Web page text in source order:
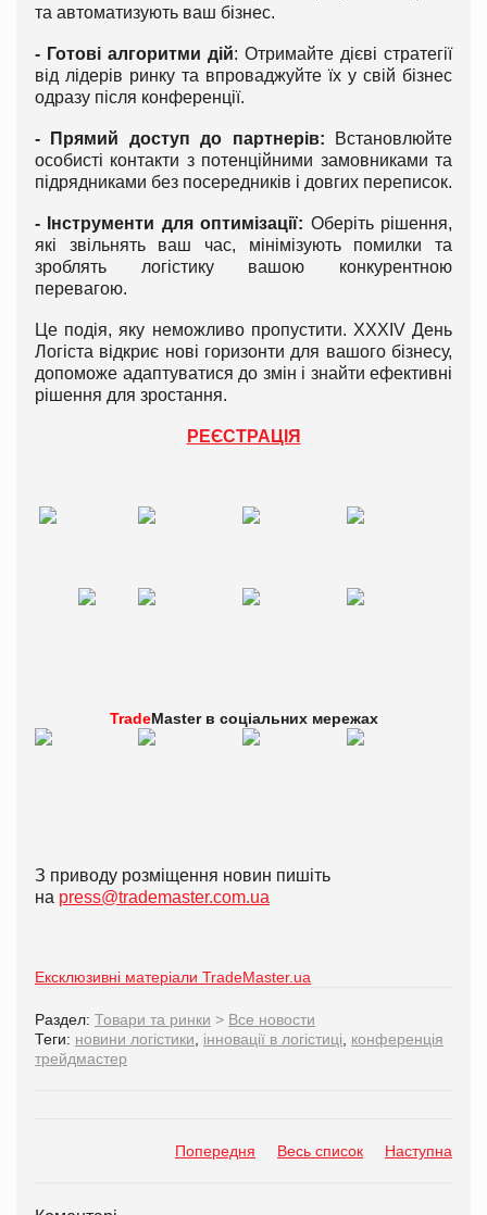
та автоматизують ваш бізнес.
- Готові алгоритми дій: Отримайте дієві стратегії
від лідерів ринку та впроваджуйте їх у свій бізнес
одразу після конференції.
- Прямий доступ до партнерів: Встановлюйте
особисті контакти з потенційними замовниками та
підрядниками без посередників і довгих переписок.
- Інструменти для оптимізації: Оберіть рішення,
які звільнять ваш час, мінімізують помилки та
зроблять логістику вашою конкурентною
перевагою.
Це подія, яку неможливо пропустити. XXXІV День
Логіста відкриє нові горизонти для вашого бізнесу,
допоможе адаптуватися до змін і знайти ефективні
рішення для зростання.
РЕЄСТРАЦІЯ
TradeMaster в соціальних мережах
З приводу розміщення новин пишіть
на press@trademaster.com.ua
Ексклюзивні матеріали TradeMaster.ua
Раздел: Товари та ринки > Все новости
Теги: новини логістики інновації в логістиці
конференція
трейдмастер
Попередня Весь список Наступна